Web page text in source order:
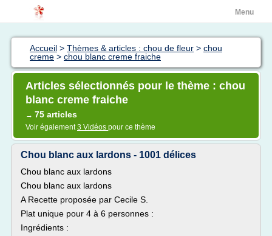
Menu
Accueil > Thèmes & articles : chou de fleur > chou
creme > chou blanc creme fraiche
Articles sélectionnés pour le thème : chou
blanc creme fraiche
→ 75 articles
Voir également3 Vidéos pour ce thème
Chou blanc aux lardons - 1001 délices
Chou blanc aux lardons
Chou blanc aux lardons
A Recette proposée par Cecile S.
Plat unique pour 4 à 6 personnes :
Ingrédients :